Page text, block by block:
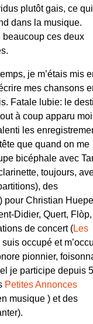
plutôt gais, ce qui
dans la musique.
beaucoup ces deux
je m’étais mis
mes chansons
Fatale lubie: le
à coup apparu
les
que quand on me
bicéphale avec
toujours,
des
pour Christian
Didier, Quert, Flòp,
de concert (Les
occupé et
pionnier,
je participe depuis 5
Petites Annonces
musique ) et des